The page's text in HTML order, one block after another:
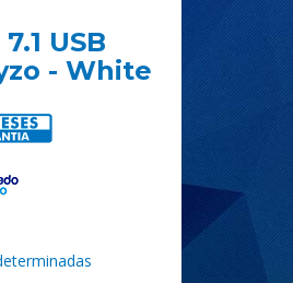
USB
- White